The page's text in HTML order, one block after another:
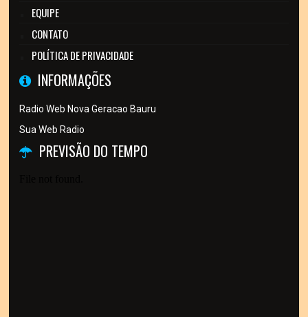
EQUIPE
CONTATO
POLÍTICA DE PRIVACIDADE
INFORMAÇÕES
Radio Web Nova Geracao Bauru
Sua Web Radio
PREVISÃO DO TEMPO